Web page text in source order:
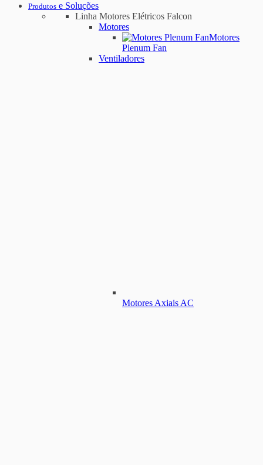
Produtos e Soluções
Linha Motores Elétricos Falcon
Motores
Motores
Plenum Fan
Ventiladores
Motores Axiais AC